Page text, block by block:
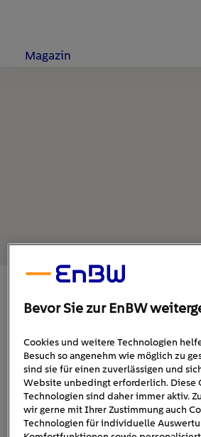
Magazin
8. April 2021 1min
stadt-de-rzukunft-
Bevor Sie zur EnBW
Cookies und weitere Technologien
Besuch so angenehm wie möglich zu
sind sie für einen zuverlässigen und
Website unbedingt erforderlich. Diese
Technologien sind daher immer aktiv.
wir gerne mit Ihrer Zustimmung auch
Technologien für individuelle